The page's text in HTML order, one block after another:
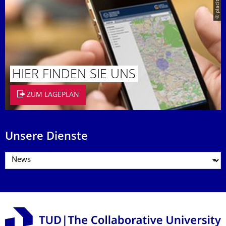
© placit
HIER FINDEN SIE UNS
ZUM LAGEPLAN
Unsere Dienste